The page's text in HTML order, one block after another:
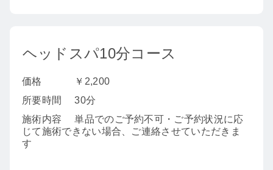
ヘッドスパ10分コース
価格
￥2,200
所要時間
30分
施術内容
単品でのご予約不可・ご予約状況に応
じて施術できない場合、ご連絡させていただきま
す